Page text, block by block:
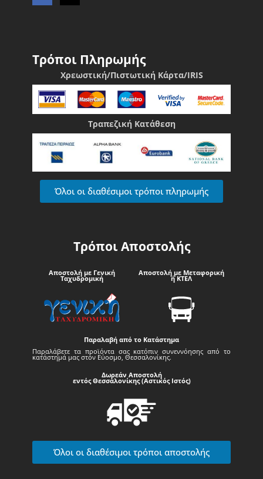
Τρόποι Πληρωμής
Χρεωστική/Πιστωτική Κάρτα/IRIS
Τραπεζική Κατάθεση
Όλοι οι διαθέσιμοι τρόποι πληρωμής
Τρόποι Αποστολής
Αποστολή με Γενική
Ταχυδρομική
Αποστολή με Μεταφορική
ή ΚΤΕΛ
Παραλαβή από το Κατάστημα
Παραλάβετε τα προϊόντα σας κατόπιν συνεννόησης από το
κατάστημά μας στον Εύοσμο, Θεσσαλονίκης.
Δωρεάν Αποστολή
εντός Θεσσαλονίκης (Αστικός Ιστός)
Όλοι οι διαθέσιμοι τρόποι αποστολής